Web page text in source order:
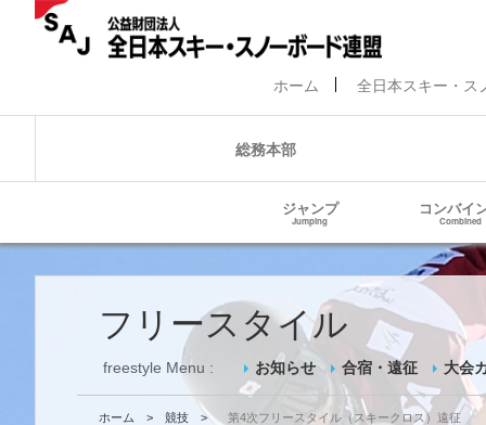
ホーム 全日本スキー・ス
総務本部
ジャンプ
Jumping
コンバイ
Combined
フリースタイル
freestyle Menu : お知らせ 合宿・遠征 大会
ホーム > 競技 > 第4次フリースタイル（スキークロス）遠征